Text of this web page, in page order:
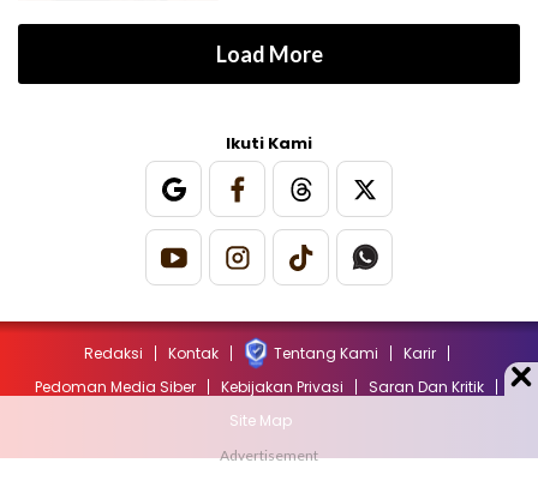
Load More
Ikuti Kami
Redaksi Kontak Tentang Kami
Karir
Pedoman Media Siber
Kebijakan Privasi
Saran Dan Kritik
Site Map